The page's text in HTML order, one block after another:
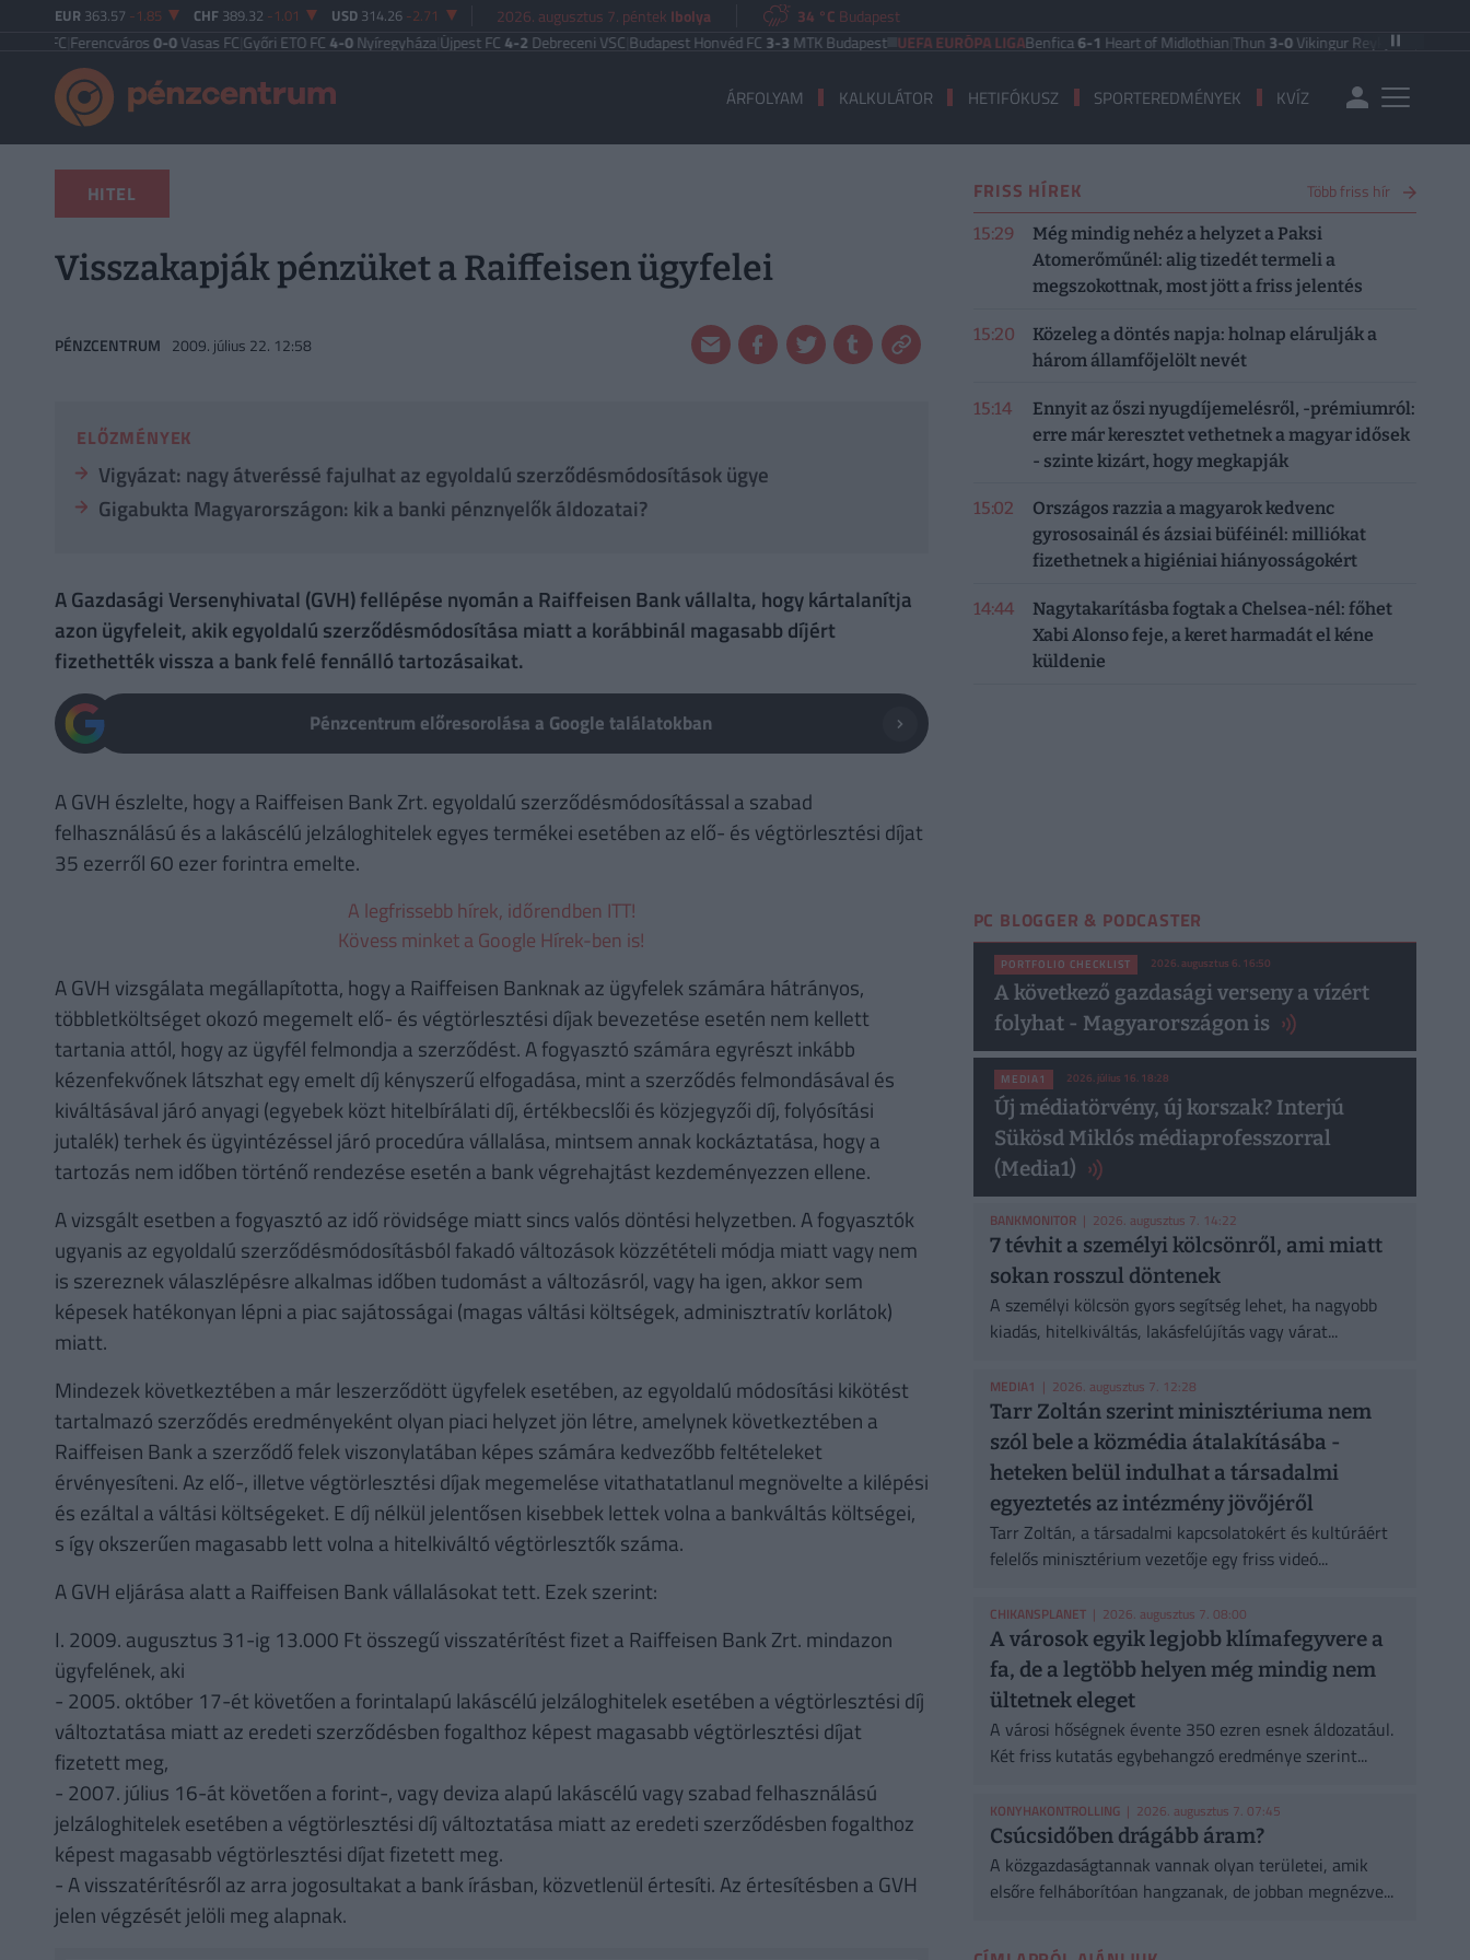
EUR 363.57 -1.85 CHF 389.32 -1.01 USD 314.26 -2.71 2026. augusztus 7. péntek Ibolya 34 °C Budapest
Ferencváros0-0Vasas FC|Győri ETO FC 4-0Nyíregyháza|Újpest FC4-2Debreceni VSC|Budapest Honvéd FC3-3MTK Budapest UEFA EURÓPA LIGABenfica6-1Heart of Midlothian|Thun3-0Vikingur Reykjavik|PAOK Saloniki
ÁRFOLYAM KALKULÁTOR HETIFÓKUSZ SPORTEREDMÉNYEK KVÍZ
HITEL
Visszakapják pénzüket a Raiffeisen ügyfelei
PÉNZCENTRUM 2009. július 22. 12:58
ELŐZMÉNYEK
Vigyázat: nagy átveréssé fajulhat az egyoldalú szerződésmódosítások ügye
Gigabukta Magyarországon: kik a banki pénznyelők áldozatai?
A Gazdasági Versenyhivatal (GVH) fellépése nyomán a Raiffeisen Bank vállalta, hogy kártalanítja
azon ügyfeleit, akik egyoldalú szerződésmódosítása miatt a korábbinál magasabb díjért
fizethették vissza a bank felé fennálló tartozásaikat.
Pénzcentrum előresorolása a Google találatokban
A GVH észlelte, hogy a Raiffeisen Bank Zrt. egyoldalú szerződésmódosítással a szabad
felhasználású és a lakáscélú jelzáloghitelek egyes termékei esetében az elő- és végtörlesztési díjat
35 ezerről 60 ezer forintra emelte.
A legfrissebb hírek, időrendben ITT!
Kövess minket a Google Hírek-ben is!
A GVH vizsgálata megállapította, hogy a Raiffeisen Banknak az ügyfelek számára hátrányos,
többletköltséget okozó megemelt elő- és végtörlesztési díjak bevezetése esetén nem kellett
tartania attól, hogy az ügyfél felmondja a szerződést. A fogyasztó számára egyrészt inkább
kézenfekvőnek látszhat egy emelt díj kényszerű elfogadása, mint a szerződés felmondásával és
kiváltásával járó anyagi (egyebek közt hitelbírálati díj, értékbecslői és közjegyzői díj, folyósítási
jutalék) terhek és ügyintézéssel járó procedúra vállalása, mintsem annak kockáztatása, hogy a
tartozás nem időben történő rendezése esetén a bank végrehajtást kezdeményezzen ellene.
A vizsgált esetben a fogyasztó az idő rövidsége miatt sincs valós döntési helyzetben. A fogyasztók
ugyanis az egyoldalú szerződésmódosításból fakadó változások közzétételi módja miatt vagy nem
is szereznek válaszlépésre alkalmas időben tudomást a változásról, vagy ha igen, akkor sem
képesek hatékonyan lépni a piac sajátosságai (magas váltási költségek, adminisztratív korlátok)
miatt.
Mindezek következtében a már leszerződött ügyfelek esetében, az egyoldalú módosítási kikötést
tartalmazó szerződés eredményeként olyan piaci helyzet jön létre, amelynek következtében a
Raiffeisen Bank a szerződő felek viszonylatában képes számára kedvezőbb feltételeket
érvényesíteni. Az elő-, illetve végtörlesztési díjak megemelése vitathatatlanul megnövelte a kilépési
és ezáltal a váltási költségeket. E díj nélkül jelentősen kisebbek lettek volna a bankváltás költségei,
s így okszerűen magasabb lett volna a hitelkiváltó végtörlesztők száma.
A GVH eljárása alatt a Raiffeisen Bank vállalásokat tett. Ezek szerint:
I. 2009. augusztus 31-ig 13.000 Ft összegű visszatérítést fizet a Raiffeisen Bank Zrt. mindazon
ügyfelének, aki
- 2005. október 17-ét követően a forintalapú lakáscélú jelzáloghitelek esetében a végtörlesztési díj
változtatása miatt az eredeti szerződésben fogalthoz képest magasabb végtörlesztési díjat
fizetett meg,
- 2007. július 16-át követően a forint-, vagy deviza alapú lakáscélú vagy szabad felhasználású
jelzáloghitelek esetében a végtörlesztési díj változtatása miatt az eredeti szerződésben fogalthoz
képest magasabb végtörlesztési díjat fizetett meg.
- A visszatérítésről az arra jogosultakat a bank írásban, közvetlenül értesíti. Az értesítésben a GVH
jelen végzését jelöli meg alapnak.
FRISS HÍREK Több friss hír
15:29
Még mindig nehéz a helyzet a Paksi
Atomerőműnél: alig tizedét termeli a
megszokottnak, most jött a friss jelentés
15:20
Közeleg a döntés napja: holnap elárulják a
három államfőjelölt nevét
15:14
Ennyit az őszi nyugdíjemelésről, -prémiumról:
erre már keresztet vethetnek a magyar idősek
- szinte kizárt, hogy megkapják
15:02
Országos razzia a magyarok kedvenc
gyrososainál és ázsiai büféinél: milliókat
fizethetnek a higiéniai hiányosságokért
14:44
Nagytakarításba fogtak a Chelsea-nél: főhet
Xabi Alonso feje, a keret harmadát el kéne
küldenie
PC BLOGGER & PODCASTER
PORTFOLIO CHECKLIST 2026. augusztus 6. 16:50
A következő gazdasági verseny a vízért
folyhat - Magyarországon is
MEDIA1 2026. július 16. 18:28
Új médiatörvény, új korszak? Interjú
Sükösd Miklós médiaprofesszorral
(Media1)
BANKMONITOR| 2026. augusztus 7. 14:22
7 tévhit a személyi kölcsönről, ami miatt
sokan rosszul döntenek
A személyi kölcsön gyors segítség lehet, ha nagyobb
kiadás, hitelkiváltás, lakásfelújítás vagy várat...
MEDIA1 | 2026. augusztus 7. 12:28
Tarr Zoltán szerint minisztériuma nem
szól bele a közmédia átalakításába -
heteken belül indulhat a társadalmi
egyeztetés az intézmény jövőjéről
Tarr Zoltán, a társadalmi kapcsolatokért és kultúráért
felelős minisztérium vezetője egy friss videó...
CHIKANSPLANET| 2026. augusztus 7. 08:00
A városok egyik legjobb klímafegyvere a
fa, de a legtöbb helyen még mindig nem
ültetnek eleget
A városi hőségnek évente 350 ezren esnek áldozatául.
Két friss kutatás egybehangzó eredménye szerint...
KONYHAKONTROLLING| 2026. augusztus 7. 07:45
Csúcsidőben drágább áram?
A közgazdaságtannak vannak olyan területei, amik
elsőre felháborítóan hangzanak, de jobban megnézve...